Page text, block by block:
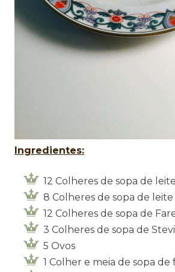
Ingredientes:
12 Colheres de sopa de
8 Colheres de sopa de
12 Colheres de sopa de
3 Colheres de sopa de
5 Ovos
1 Colher e meia de sopa